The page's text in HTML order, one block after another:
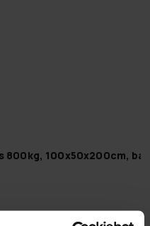
800kg, 100x50x200cm,